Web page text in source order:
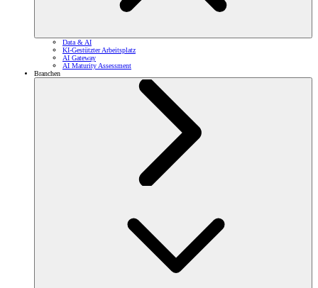
Data & AI
KI-Gestützter Arbeitsplatz
AI Gateway
AI Maturity Assessment
Branchen